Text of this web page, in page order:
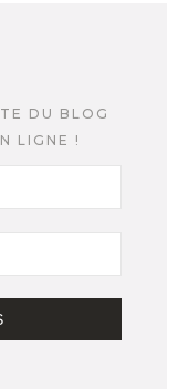
DU BLOG
LIGNE !